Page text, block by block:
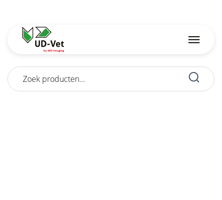
Zoeken
naar: